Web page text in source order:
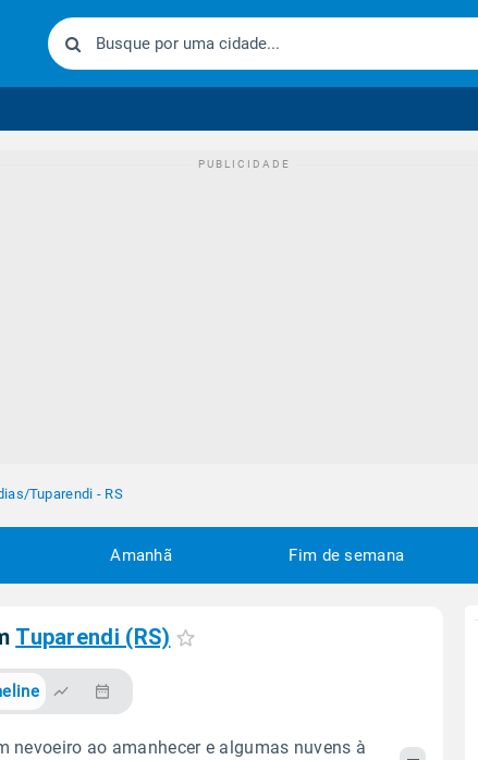
/Tuparendi - RS
Amanhã Fim de semana
Tuparendi (RS)
nevoeiro ao amanhecer e algumas nuvens à